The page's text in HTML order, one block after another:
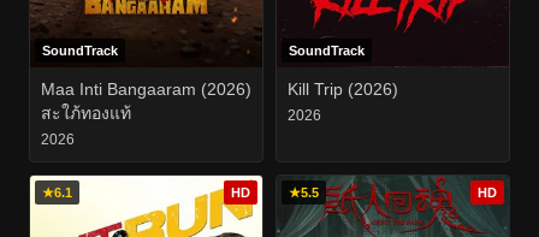
SoundTrack
Maa Inti Bangaaram (2026)
สะใภ้ทองแท้
2026
SoundTrack
Kill Trip (2026)
2026
★6.1 HD ★5.5 HD